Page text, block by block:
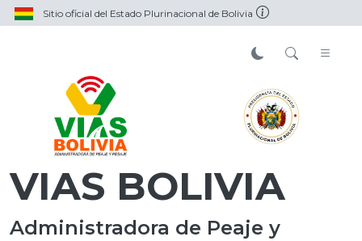
Sitio oficial del Estado Plurinacional de Bolivia
VIAS BOLIVIA
Administradora de Peaje y